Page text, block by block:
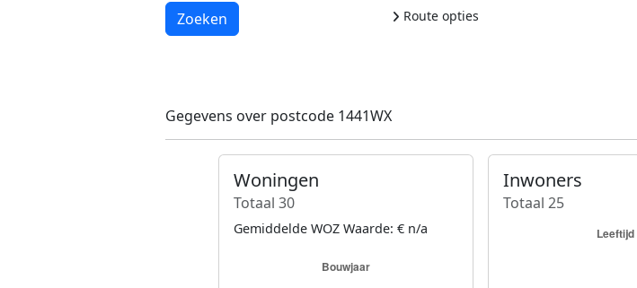
Route opties
Laden...
Zoeken
Gegevens over postcode 1441WX
Woningen
Totaal 30
Gemiddelde WOZ Waarde: € n/a
Inwoners
Totaal 25